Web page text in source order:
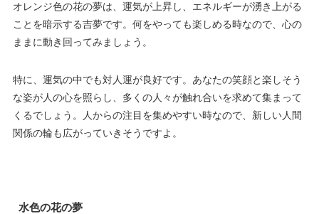
オレンジ色の花の夢は、運気が上昇し、エネルギーが湧き上がる
ことを暗示する吉夢です。何をやっても楽しめる時なので、心の
ままに動き回ってみましょう。
特に、運気の中でも対人運が良好です。あなたの笑顔と楽しそう
な姿が人の心を照らし、多くの人々が触れ合いを求めて集まって
くるでしょう。人からの注目を集めやすい時なので、新しい人間
関係の輪も広がっていきそうですよ。
水色の花の夢